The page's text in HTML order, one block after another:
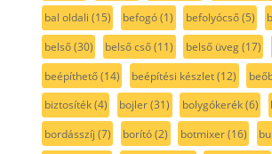
bal oldali (15) befogó(1) befolyócső(5)
belső(30) belső cső(11) belső üveg(17)
beépíthető(14) beépítési készlet(12)
biztosíték(4) bojler(31) bolygókerék(6)
bordásszíj (7) borító(2) botmixer(16)